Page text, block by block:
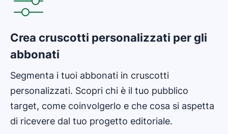
Crea cruscotti personalizzati per gli
abbonati
Segmenta i tuoi abbonati in cruscotti
personalizzati. Scopri chi è il tuo pubblico
target, come coinvolgerlo e che cosa si aspetta
di ricevere dal tuo progetto editoriale.